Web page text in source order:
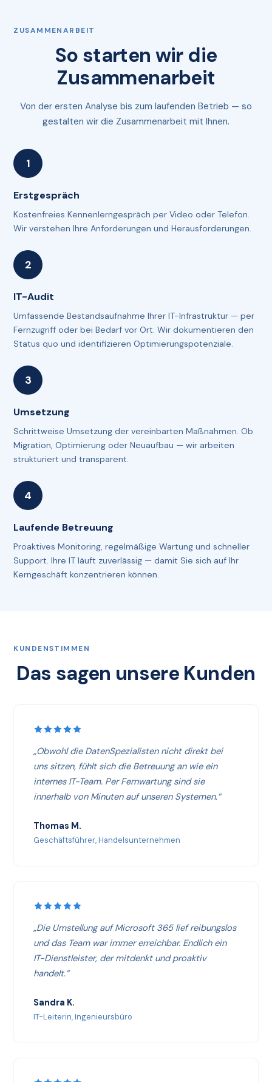
ZUSAMMENARBEIT
So starten wir die
Zusammenarbeit
Von der ersten Analyse bis zum laufenden Betrieb — so
gestalten wir die Zusammenarbeit mit Ihnen.
Erstgespräch
Kostenfreies Kennenlerngespräch per Video oder Telefon.
Wir verstehen Ihre Anforderungen und Herausforderungen.
IT-Audit
Umfassende Bestandsaufnahme Ihrer IT-Infrastruktur — per
Fernzugriff oder bei Bedarf vor Ort. Wir dokumentieren den
Status quo und identifizieren Optimierungspotenziale.
Umsetzung
Schrittweise Umsetzung der vereinbarten Maßnahmen. Ob
Migration, Optimierung oder Neuaufbau — wir arbeiten
strukturiert und transparent.
Laufende Betreuung
Proaktives Monitoring, regelmäßige Wartung und schneller
Support. Ihre IT läuft zuverlässig — damit Sie sich auf Ihr
Kerngeschäft konzentrieren können.
KUNDENSTIMMEN
Das sagen unsere Kunden
„Obwohl die DatenSpezialisten nicht direkt bei
uns sitzen, fühlt sich die Betreuung an wie ein
internes IT-Team. Per Fernwartung sind sie
innerhalb von Minuten auf unseren Systemen.“
Thomas M.
Geschäftsführer, Handelsunternehmen
„Die Umstellung auf Microsoft 365 lief reibungslos
und das Team war immer erreichbar. Endlich ein
IT-Dienstleister, der mitdenkt und proaktiv
handelt.“
Sandra K.
IT-Leiterin, Ingenieursbüro